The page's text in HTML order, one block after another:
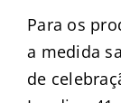
Para os
a medida
de